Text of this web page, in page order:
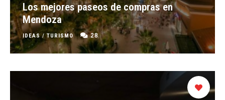
Los mejores paseos de compras en
Mendoza
IDEAS/ TURISMO 28